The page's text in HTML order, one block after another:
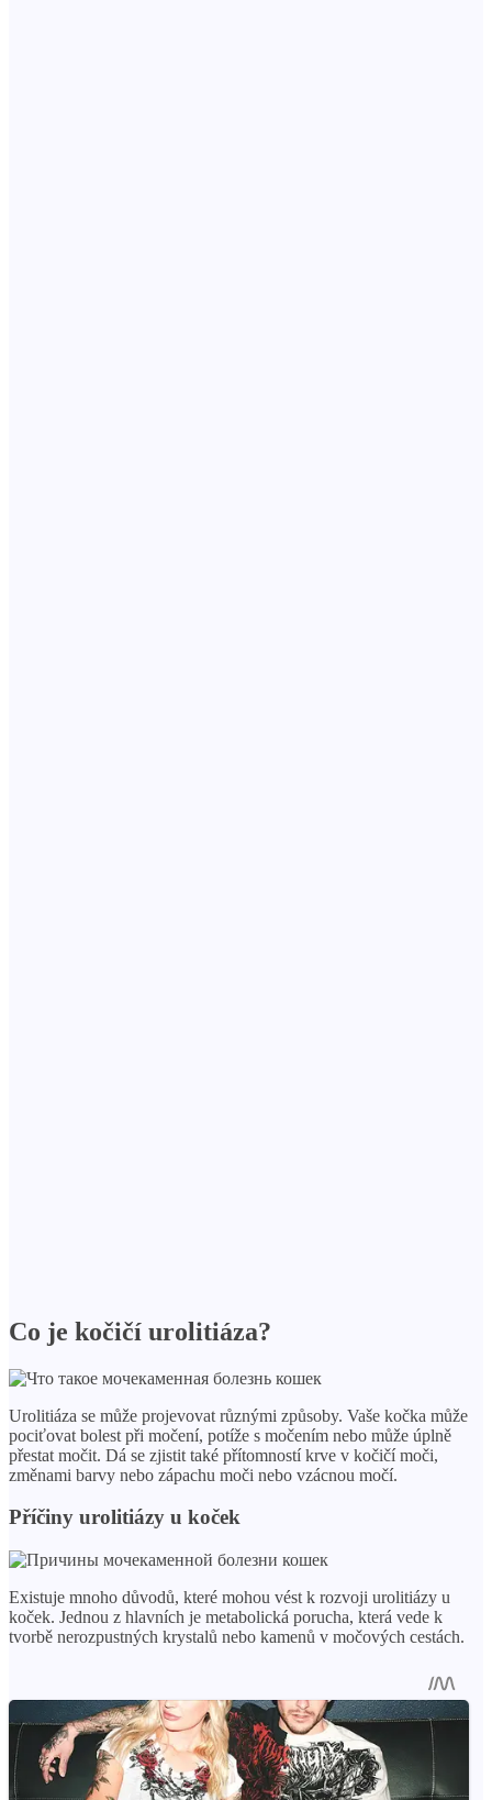
Co je kočičí urolitiáza?
Urolitiáza se může projevovat různými způsoby. Vaše kočka může
pociťovat bolest při močení, potíže s močením nebo může úplně
přestat močit. Dá se zjistit také přítomností krve v kočičí moči,
změnami barvy nebo zápachu moči nebo vzácnou močí.
Příčiny urolitiázy u koček
Existuje mnoho důvodů, které mohou vést k rozvoji urolitiázy u
koček. Jednou z hlavních je metabolická porucha, která vede k
tvorbě nerozpustných krystalů nebo kamenů v močových cestách.